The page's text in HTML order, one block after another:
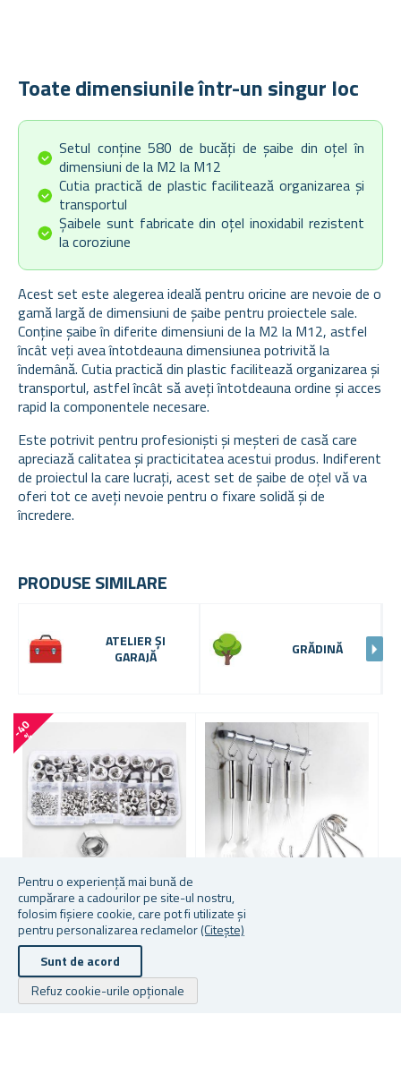
Pentru o experiență mai bună de
cumpărare a cadourilor pe site-ul nostru,
folosim fișiere cookie, care pot fi utilizate și
pentru personalizarea reclamelor(Citește)
Sunt de acord
Refuz cookie-urile opționale
Toate dimensiunile într-un singur loc
Setul conține 580 de bucăți de șaibe din oțel în
dimensiuni de la M2 la M12
Cutia practică de plastic facilitează organizarea și
transportul
Șaibele sunt fabricate din oțel inoxidabil rezistent
la coroziune
Acest set este alegerea ideală pentru oricine are nevoie de o
gamă largă de dimensiuni de șaibe pentru proiectele sale.
Conține șaibe în diferite dimensiuni de la M2 la M12, astfel
încât veți avea întotdeauna dimensiunea potrivită la
îndemână. Cutia practică din plastic facilitează organizarea și
transportul, astfel încât să aveți întotdeauna ordine și acces
rapid la componentele necesare.
Este potrivit pentru profesioniști și meșteri de casă care
apreciază calitatea și practicitatea acestui produs. Indiferent
de proiectul la care lucrați, acest set de șaibe de oțel vă va
oferi tot ce aveți nevoie pentru o fixare solidă și de
încredere.
PRODUSE SIMILARE
ATELIER ȘI
GARAJĂ
GRĂDINĂ
-
4
0
%
SET PIULIȚE HEXAGONALE
315 BUC
Mai multe dimensiuni de ales
CÂRLIGE DIN OȚEL